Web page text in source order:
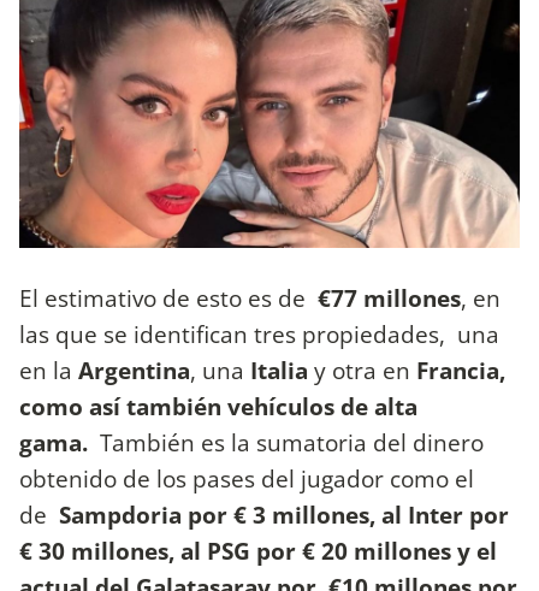
El estimativo de esto es de €77 millones, en
las que se identifican tres propiedades, una
en la Argentina, una Italia y otra en Francia,
como así también vehículos de alta
gama. También es la sumatoria del dinero
obtenido de los pases del jugador como el
de Sampdoria por € 3 millones, al Inter por
€ 30 millones, al PSG por € 20 millones y el